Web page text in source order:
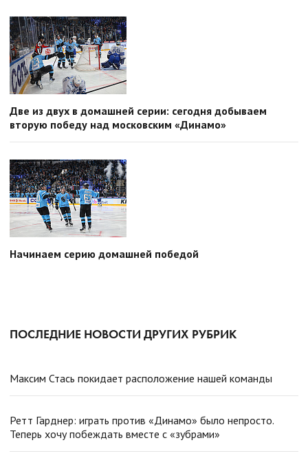
Две из двух в домашней серии: сегодня добываем
вторую победу над московским «Динамо»
Начинаем серию домашней победой
ПОСЛЕДНИЕ НОВОСТИ ДРУГИХ РУБРИК
Максим Стась покидает расположение нашей команды
Ретт Гарднер: играть против «Динамо» было непросто.
Теперь хочу побеждать вместе с «зубрами»